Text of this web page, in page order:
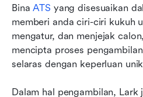
Bina ATS yang disesuaikan
memberi anda ciri-ciri kukuh
mengatur, dan menjejak
mencipta proses
selaras dengan keperluan
Dalam hal pengambilan, Lark